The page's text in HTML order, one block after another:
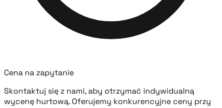
Cena na zapytanie
Skontaktuj się z nami, aby otrzymać indywidualną
wycenę hurtową. Oferujemy konkurencyjne ceny przy